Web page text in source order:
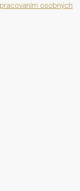
osobných